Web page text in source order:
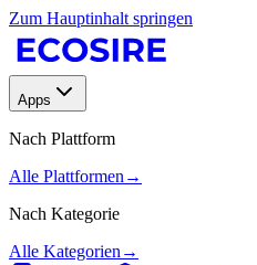
Zum Hauptinhalt springen
Apps
Nach Plattform
Alle Plattformen →
Nach Kategorie
Alle Kategorien →